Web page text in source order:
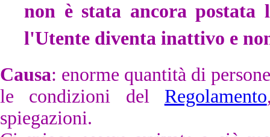
non è stata ancora
l'Utente diventa inattivo e
Causa: enorme quantità di
le condizioni del Regolamento
spiegazioni.